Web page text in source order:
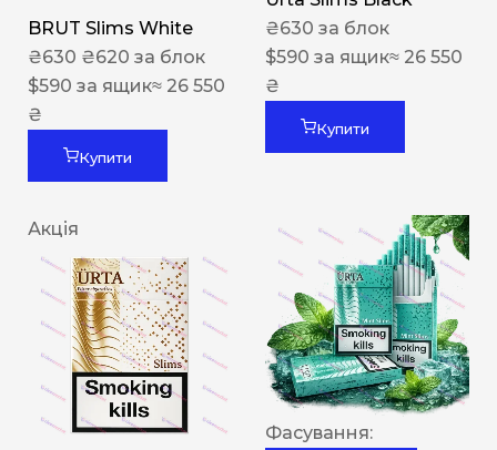
BRUT Slims White
₴630 ₴620 за блок
$590 за ящик≈ 26 550
₴
Купити
₴630 за блок
$590 за ящик≈ 26 550
₴
Купити
Акція
Фасування: